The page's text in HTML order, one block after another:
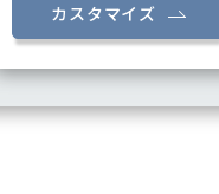
カスタマイズ